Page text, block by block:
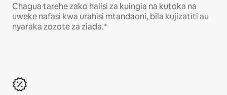
Chagua tarehe zako halisi za kuingia na kutoka na
uweke nafasi kwa urahisi mtandaoni, bila kujizatiti au
nyaraka zozote za ziada.*